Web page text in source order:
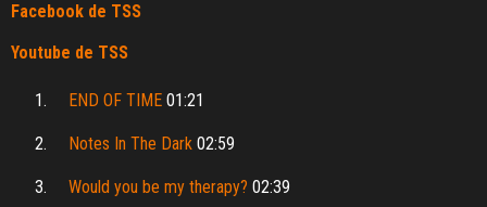
Facebook de TSS
Youtube de TSS
1. END OF TIME 01:21
2. Notes In The Dark 02:59
3. Would you be my therapy? 02:39